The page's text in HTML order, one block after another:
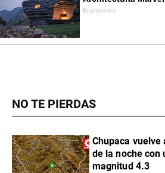
NO TE PIERDAS
Chupaca
de la noche con
magnitud 4.3